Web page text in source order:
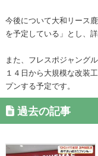
今後について大和リース
を予定している」とし、
また、フレスポジャング
１４日から大規模な改装
プンする予定です。
過去の記事